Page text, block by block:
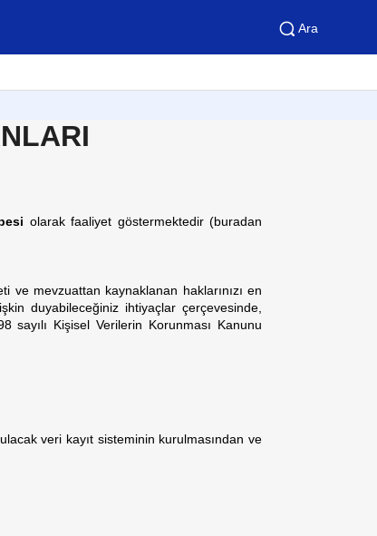
Ara
olarak faaliyet göstermektedir (buradan
ve mevzuattan kaynaklanan haklarınızı en
duyabileceğiniz ihtiyaçlar çerçevesinde,
sayılı Kişisel Verilerin Korunması Kanunu
veri kayıt sisteminin kurulmasından ve